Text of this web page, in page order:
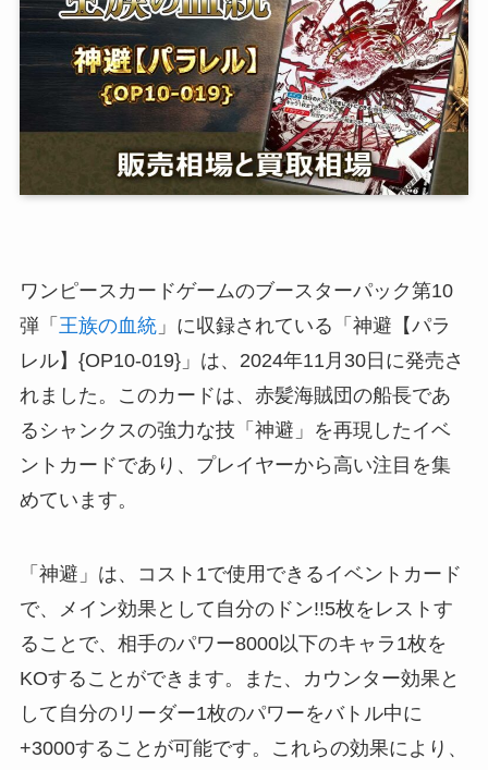
ワンピースカードゲームのブースターパック第10
弾「 王族の血統」に収録されている「神避【パラ
レル】{OP10-019}」は、2024年11月30日に発売さ
れました。このカードは、赤髪海賊団の船長であ
るシャンクスの強力な技「神避」を再現したイベ
ントカードであり、プレイヤーから高い注目を集
めています。
「神避」は、コスト1で使用できるイベントカード
で、メイン効果として自分のドン!!5枚をレストす
ることで、相手のパワー8000以下のキャラ1枚を
KOすることができます。また、カウンター効果と
して自分のリーダー1枚のパワーをバトル中に
+3000することが可能です。これらの効果により、